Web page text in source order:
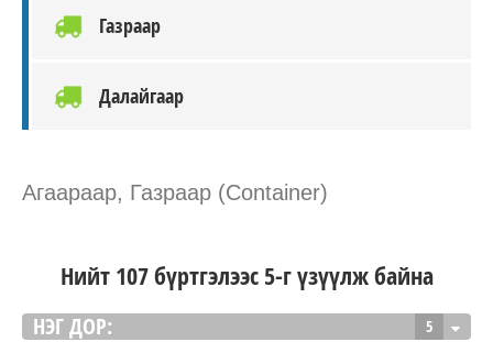
Газраар
Далайгаар
Агаараар, Газраар (Container)
Нийт 107 бүртгэлээс 5-г үзүүлж байна
НЭГ ДОР: 5